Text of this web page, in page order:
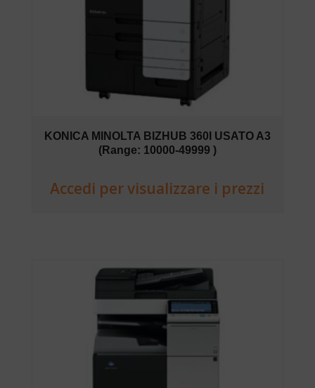
KONICA MINOLTA BIZHUB 360I USATO A3
(Range: 10000-49999 )
Accedi per visualizzare i prezzi